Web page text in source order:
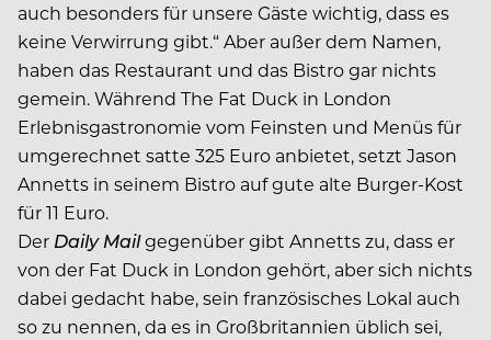
auch besonders für unsere Gäste wichtig, dass es
keine Verwirrung gibt.“ Aber außer dem Namen,
haben das Restaurant und das Bistro gar nichts
gemein. Während The Fat Duck in London
Erlebnisgastronomie vom Feinsten und Menüs für
umgerechnet satte 325 Euro anbietet, setzt Jason
Annetts in seinem Bistro auf gute alte Burger-Kost
für 11 Euro.
Der Daily Mailgegenüber gibt Annetts zu, dass er
von der Fat Duck in London gehört, aber sich nichts
dabei gedacht habe, sein französisches Lokal auch
so zu nennen, da es in Großbritannien üblich sei,